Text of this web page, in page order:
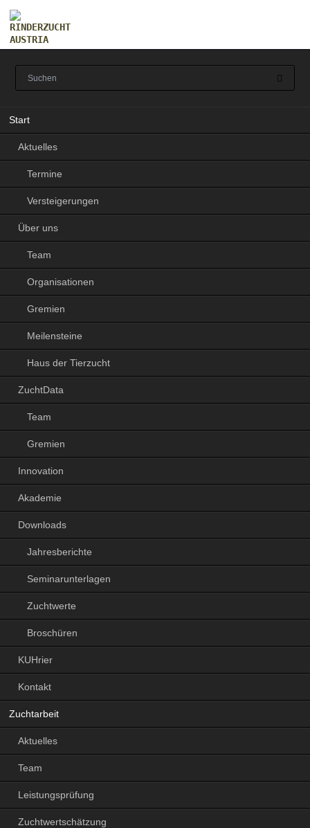
Start
Aktuelles
Termine
Versteigerungen
Über uns
Team
Organisationen
Gremien
Meilensteine
Haus der Tierzucht
ZuchtData
Team
Gremien
Innovation
Akademie
Downloads
Jahresberichte
Seminarunterlagen
Zuchtwerte
Broschüren
KUHrier
Kontakt
Zuchtarbeit
Aktuelles
Team
Leistungsprüfung
Zuchtwertschätzung